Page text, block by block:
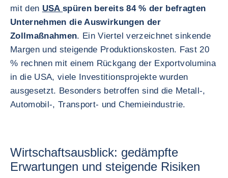
mit den USAspüren bereits 84 % der befragten
Unternehmen die Auswirkungen der
Zollmaßnahmen. Ein Viertel verzeichnet sinkende
Margen und steigende Produktionskosten. Fast 20
% rechnen mit einem Rückgang der Exportvolumina
in die USA, viele Investitionsprojekte wurden
ausgesetzt. Besonders betroffen sind die Metall-,
Automobil-, Transport- und Chemieindustrie.
Wirtschaftsausblick: gedämpfte
Erwartungen und steigende Risiken